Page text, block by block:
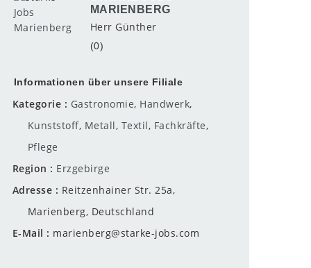
MARIENBERG
Herr Günther
(0)
Informationen über unsere Filiale
Kategorie Gastronomie, Handwerk,
Kunststoff, Metall, Textil, Fachkräfte,
Pflege
Region
Erzgebirge
Adresse
Reitzenhainer Str. 25a,
Marienberg, Deutschland
E-Mail
marienberg@starke-jobs.com